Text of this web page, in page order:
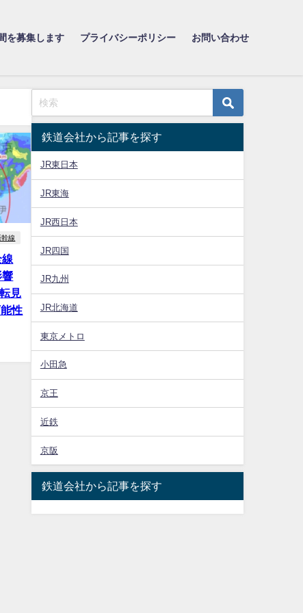
を募集します プライバシーポリシー お問い合わせ
幹線
線
響
見
性
鉄道会社から記事を探す
JR東日本
JR東海
JR西日本
JR四国
JR九州
JR北海道
東京メトロ
小田急
京王
近鉄
京阪
鉄道会社から記事を探す